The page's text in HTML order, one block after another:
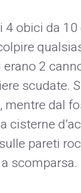
obici da
2
scudate.
mentre dal
cisterne
pareti
scomparsa.